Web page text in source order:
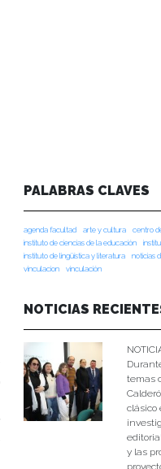
PALABRAS CLAVES
agenda facultad arte y cultura centro
instituto de ciencias de la educación
instituto de lingüística y literatura
noticias
vinculacion
vinculación
NOTICIAS
temas
clásico
y las